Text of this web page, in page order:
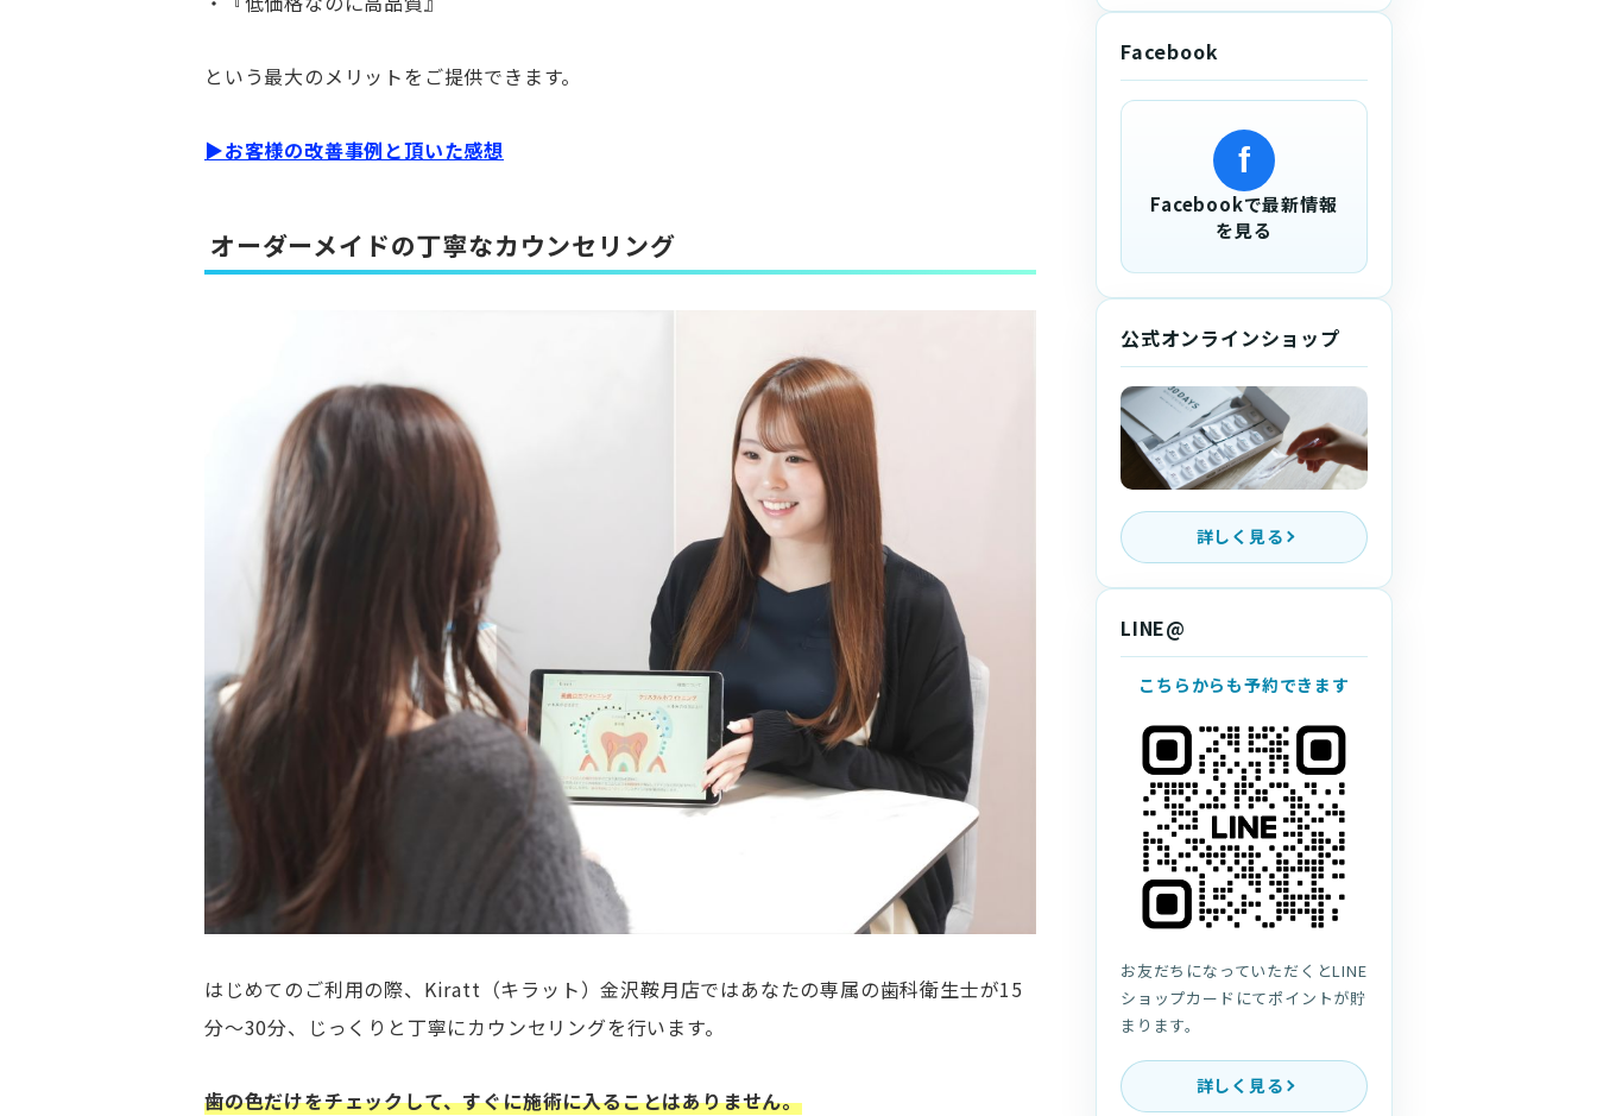
という最大のメリットをご提供できます。
▶︎お客様の改善事例と頂いた感想
オーダーメイドの丁寧なカウンセリング
はじめてのご利用の際、Kiratt（キラット）金沢鞍月店ではあなたの専属の歯科衛生士が15
分〜30分、じっくりと丁寧にカウンセリングを行います。
歯の色だけをチェックして、すぐに施術に入ることはありません。
Facebook
f
Facebookで最新情報
を見る
公式オンラインショップ
詳しく見る
LINE@
こちらからも予約できます
お友だちになっていただくとLINE
ショップカードにてポイントが貯
まります。
詳しく見る